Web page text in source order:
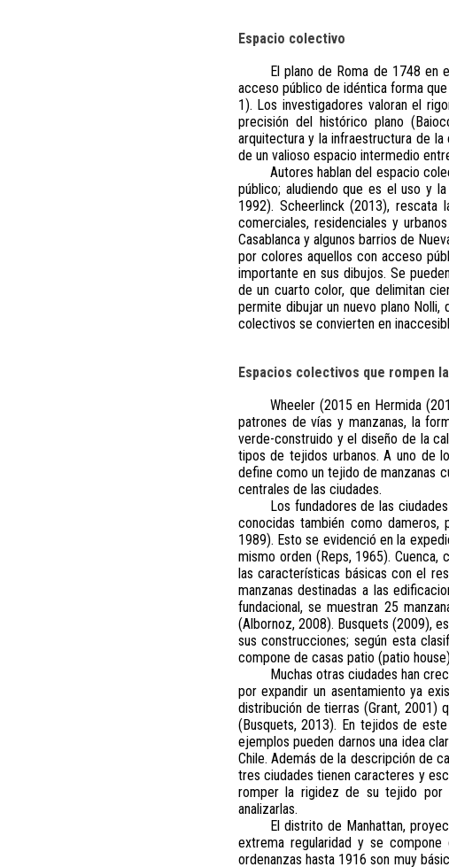
Espacio colectivo
El plano de Roma de 1748 en
acceso público de idéntica forma
1). Los investigadores valoran el
precisión del histórico plano
arquitectura y la infraestructura de
de un valioso espacio intermedio
Autores hablan del espacio
público; aludiendo que es el uso y
1992). Scheerlinck (2013), rescata
comerciales, residenciales y
Casablanca y algunos barrios de
por colores aquellos con acceso
importante en sus dibujos. Se
de un cuarto color, que delimitan
permite dibujar un nuevo plano
colectivos se convierten en
Espacios colectivos que rompen
Wheeler (2015 en Hermida
patrones de vías y manzanas, la
verde-construido y el diseño de la
tipos de tejidos urbanos. A uno de
define como un tejido de manzanas
centrales de las ciudades.
Los fundadores de las
conocidas también como
1989). Esto se evidenció en la
mismo orden (Reps, 1965). Cuenca,
las características básicas con el
manzanas destinadas a las
fundacional, se muestran 25
(Albornoz, 2008). Busquets (2009),
sus construcciones; según esta
compone de casas patio (patio
Muchas otras ciudades han
por expandir un asentamiento ya
distribución de tierras (Grant, 2001)
(Busquets, 2013). En tejidos de
ejemplos pueden darnos una idea
Chile. Además de la descripción de
tres ciudades tienen caracteres y
romper la rigidez de su tejido por
analizarlas.
El distrito de Manhattan,
extrema regularidad y se
ordenanzas hasta 1916 son muy